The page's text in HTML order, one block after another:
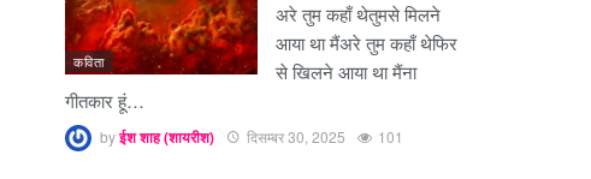
कविता
अरे तुम कहाँ थेतुमसे मिलने
आया था मैंअरे तुम कहाँ थेफिर
से खिलने आया था मैंना
गीतकार हूं…
byईश शाह (शायरीश) दिसम्बर 30, 2025 101